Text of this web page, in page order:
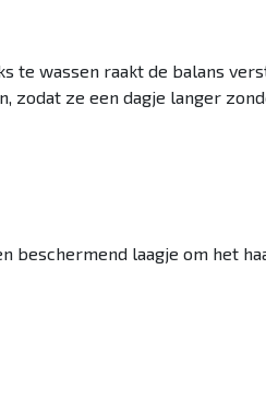
te wassen raakt de balans
zodat ze een dagje langer
beschermend laagje om het